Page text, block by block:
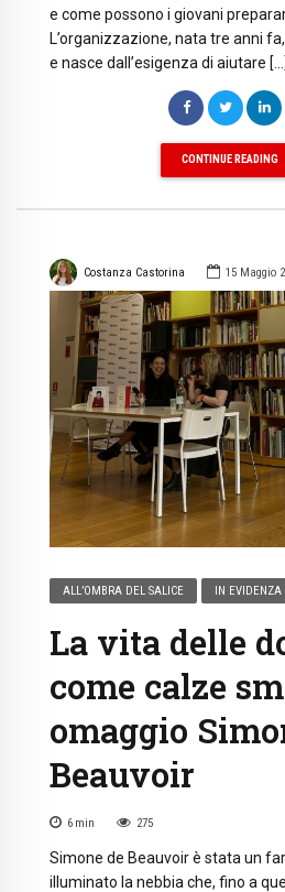
e come possono i giovani
L’organizzazione, nata tre anni
e nasce dall’esigenza di aiutare […]
CONTINUE READING
Costanza Castorina 15 Maggio
ALL’OMBRA DEL SALICE IN EVIDENZA
La vita delle
come calze
omaggio
Beauvoir
6 min 275
Simone de Beauvoir è stata un
illuminato la nebbia che, fino a